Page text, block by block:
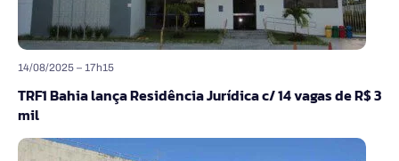
14/08/2025 – 17h15
TRF1 Bahia lança Residência Jurídica c/ 14 vagas de R$ 3
mil